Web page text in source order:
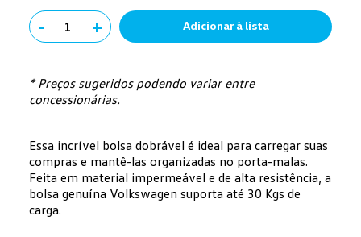
- 1 + Adicionar à lista
* Preços sugeridos podendo variar entre
concessionárias.
Essa incrível bolsa dobrável é ideal para carregar suas
compras e mantê-las organizadas no porta-malas.
Feita em material impermeável e de alta resistência, a
bolsa genuína Volkswagen suporta até 30 Kgs de
carga.